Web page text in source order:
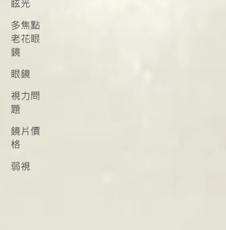
眩光
多焦點
老花眼
鏡
眼鏡
視力問
題
鏡片價
格
弱視